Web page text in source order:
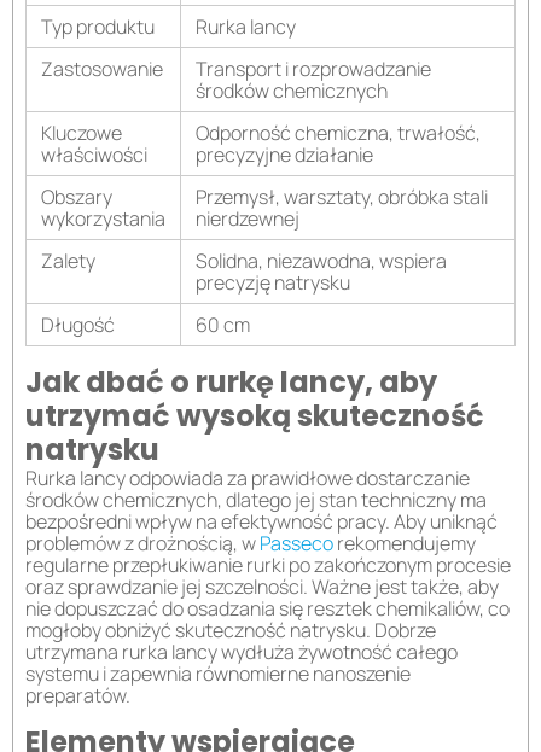
Typ produktu
Rurka lancy
Zastosowanie
Transport i rozprowadzanie
środków chemicznych
Kluczowe
właściwości
Odporność chemiczna, trwałość,
precyzyjne działanie
Obszary
wykorzystania
Przemysł, warsztaty, obróbka stali
nierdzewnej
Zalety
Solidna, niezawodna, wspiera
precyzję natrysku
Długość
60 cm
Jak dbać o rurkę lancy, aby
utrzymać wysoką skuteczność
natrysku
Rurka lancy odpowiada za prawidłowe dostarczanie
środków chemicznych, dlatego jej stan techniczny ma
bezpośredni wpływ na efektywność pracy. Aby uniknąć
problemów z drożnością, wPassecorekomendujemy
regularne przepłukiwanie rurki po zakończonym procesie
oraz sprawdzanie jej szczelności. Ważne jest także, aby
nie dopuszczać do osadzania się resztek chemikaliów, co
mogłoby obniżyć skuteczność natrysku. Dobrze
utrzymana rurka lancy wydłuża żywotność całego
systemu i zapewnia równomierne nanoszenie
preparatów.
Elementy wspierające